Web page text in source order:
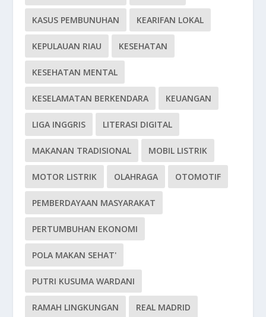
KASUS PEMBUNUHAN KEARIFAN LOKAL
KEPULAUAN RIAU KESEHATAN
KESEHATAN MENTAL
KESELAMATAN BERKENDARA KEUANGAN
LIGA INGGRIS LITERASI DIGITAL
MAKANAN TRADISIONAL MOBIL LISTRIK
MOTOR LISTRIK OLAHRAGA OTOMOTIF
PEMBERDAYAAN MASYARAKAT
PERTUMBUHAN EKONOMI
POLA MAKAN SEHAT'
PUTRI KUSUMA WARDANI
RAMAH LINGKUNGAN REAL MADRID